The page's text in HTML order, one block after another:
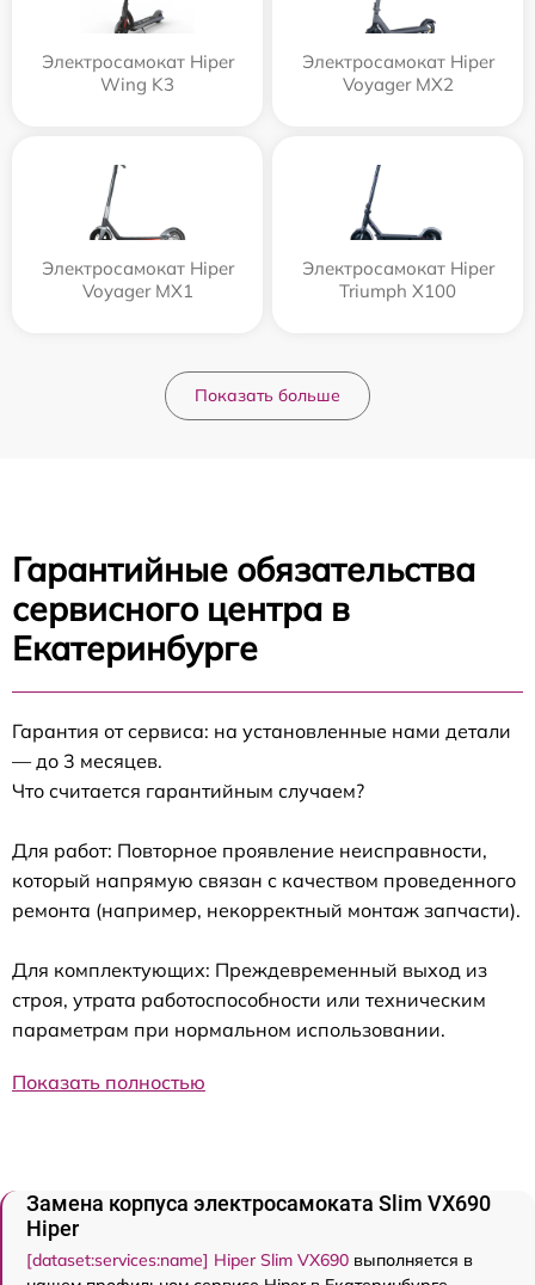
Электросамокат Hiper
Wing K3
Электросамокат Hiper
Voyager MX2
Электросамокат Hiper
Voyager MX1
Электросамокат Hiper
Triumph X100
Показать больше
Гарантийные обязательства
сервисного центра в
Екатеринбурге
Гарантия от сервиса: на установленные нами детали
— до 3 месяцев.
Что считается гарантийным случаем?
Для работ: Повторное проявление неисправности,
который напрямую связан с качеством проведенного
ремонта (например, некорректный монтаж запчасти).
Для комплектующих: Преждевременный выход из
строя, утрата работоспособности или техническим
параметрам при нормальном использовании.
Показать полностью
Замена корпуса электросамоката Slim VX690
Hiper
[dataset:services:name] Hiper Slim VX690 выполняется в